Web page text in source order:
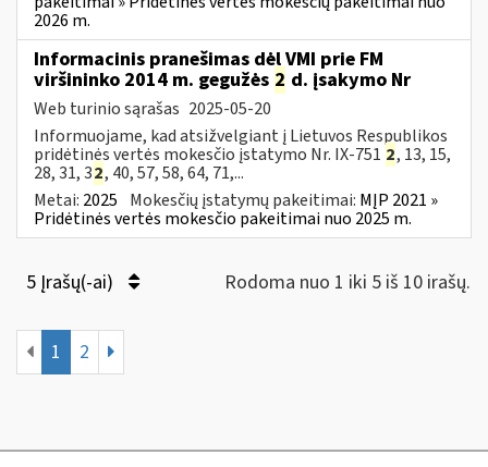
2026 m.
Informacinis pranešimas dėl VMI prie FM
viršininko 2014 m. gegužės 2 d. įsakymo Nr
Web turinio sąrašas 2025-05-20
Informuojame, kad atsižvelgiant į Lietuvos Respublikos
pridėtinės vertės mokesčio įstatymo Nr. IX-751 2, 13, 15,
28, 31, 32, 40, 57, 58, 64, 71,...
Metai: 2025 Mokesčių įstatymų pakeitimai: MĮP 2021 »
Pridėtinės vertės mokesčio pakeitimai nuo 2025 m.
5 Įrašų(-ai) Rodoma nuo 1 iki 5 iš 10 irašų.
1 2